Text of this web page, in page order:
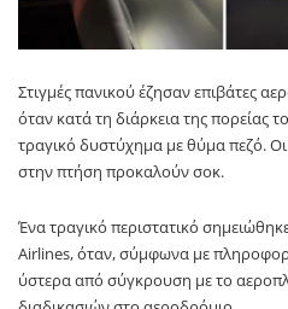
Στιγμές πανικού έζησαν επιβάτες
όταν κατά τη διάρκεια της πορείας
τραγικό δυστύχημα με θύμα πεζό.
στην πτήση προκαλούν σοκ.
Ένα τραγικό περιστατικό
Airlines, όταν, σύμφωνα με
ύστερα από σύγκρουση με το